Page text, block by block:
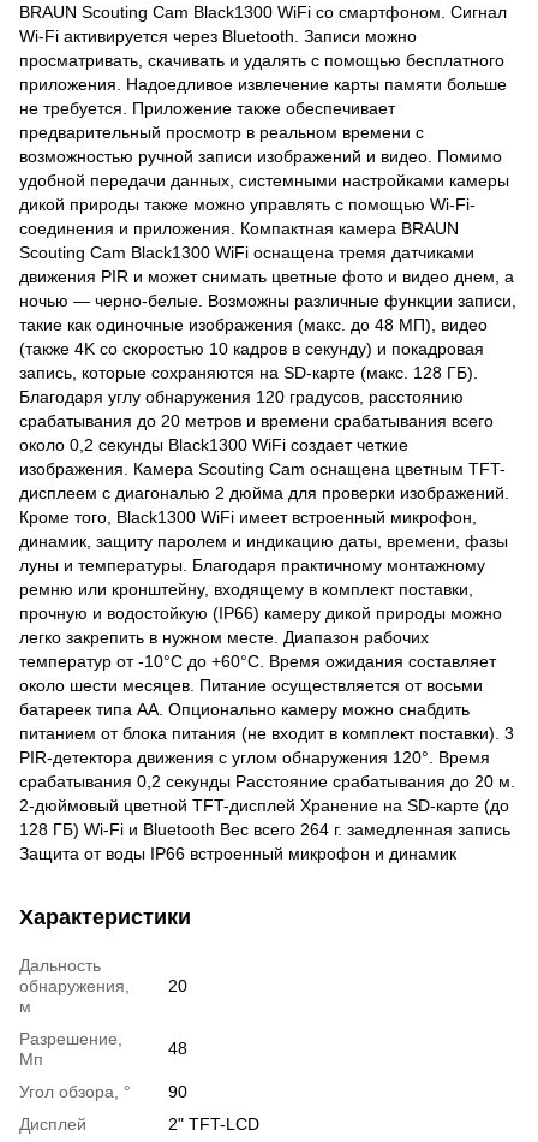
BRAUN Scouting Cam Black1300 WiFi со смартфоном. Сигнал
Wi-Fi активируется через Bluetooth. Записи можно
просматривать, скачивать и удалять с помощью бесплатного
приложения. Надоедливое извлечение карты памяти больше
не требуется. Приложение также обеспечивает
предварительный просмотр в реальном времени с
возможностью ручной записи изображений и видео. Помимо
удобной передачи данных, системными настройками камеры
дикой природы также можно управлять с помощью Wi-Fi-
соединения и приложения. Компактная камера BRAUN
Scouting Cam Black1300 WiFi оснащена тремя датчиками
движения PIR и может снимать цветные фото и видео днем, а
ночью — черно-белые. Возможны различные функции записи,
такие как одиночные изображения (макс. до 48 МП), видео
(также 4K со скоростью 10 кадров в секунду) и покадровая
запись, которые сохраняются на SD-карте (макс. 128 ГБ).
Благодаря углу обнаружения 120 градусов, расстоянию
срабатывания до 20 метров и времени срабатывания всего
около 0,2 секунды Black1300 WiFi создает четкие
изображения. Камера Scouting Cam оснащена цветным TFT-
дисплеем с диагональю 2 дюйма для проверки изображений.
Кроме того, Black1300 WiFi имеет встроенный микрофон,
динамик, защиту паролем и индикацию даты, времени, фазы
луны и температуры. Благодаря практичному монтажному
ремню или кронштейну, входящему в комплект поставки,
прочную и водостойкую (IP66) камеру дикой природы можно
легко закрепить в нужном месте. Диапазон рабочих
температур от -10°C до +60°C. Время ожидания составляет
около шести месяцев. Питание осуществляется от восьми
батареек типа АА. Опционально камеру можно снабдить
питанием от блока питания (не входит в комплект поставки). 3
PIR-детектора движения с углом обнаружения 120°. Время
срабатывания 0,2 секунды Расстояние срабатывания до 20 м.
2-дюймовый цветной TFT-дисплей Хранение на SD-карте (до
128 ГБ) Wi-Fi и Bluetooth Вес всего 264 г. замедленная запись
Защита от воды IP66 встроенный микрофон и динамик
Характеристики
Дальность
обнаружения,
м
20
Разрешение,
Мп
48
Угол обзора, °
90
Дисплей
2" TFT-LCD